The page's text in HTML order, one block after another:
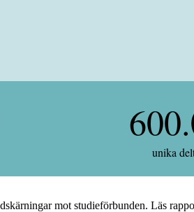
unika
mot studieförbunden. Läs